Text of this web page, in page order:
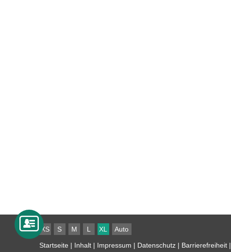
XS S M L XL Auto
Startseite | Inhalt| Impressum | Datenschutz| Barrierefreiheit|